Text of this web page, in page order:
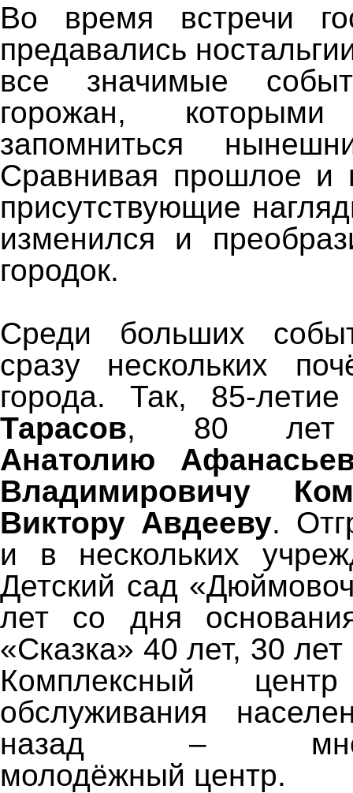
Во время встречи
предавались
все значимые
горожан,
запомниться
Сравнивая прошлое и
присутствующие
изменился и
городок.
Среди больших
сразу нескольких
города. Так, 85-
Тарасов, 80 лет
Анатолию
Владимировичу
Виктору Авдееву.
и в нескольких
Детский сад
лет со дня
«Сказка» 40 лет, 30
Комплексный
обслуживания
назад –
молодёжный центр.